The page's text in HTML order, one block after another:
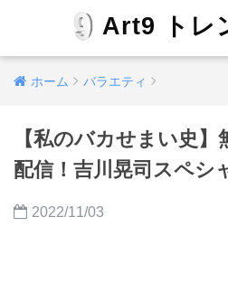
Art9 トレ
ホーム バラエティ
【私のバカせまい史】
配信！吉川晃司スペシ
2022/11/03